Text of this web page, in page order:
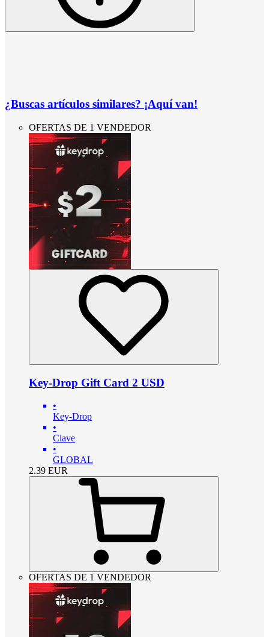
¿Buscas artículos similares? ¡Aquí van!
OFERTAS DE 1 VENDEDOR
Key-Drop Gift Card 2 USD
•
Key-Drop
•
Clave
•
GLOBAL
2.39 EUR
OFERTAS DE 1 VENDEDOR